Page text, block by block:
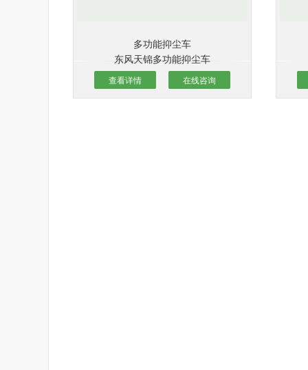
多功能抑尘车
东风天锦多功能抑尘车
查看详情 在线咨询